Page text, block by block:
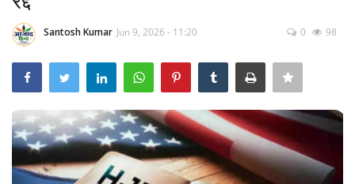
Contact
छत्तीसगढ़ राज्य
दुनिया
Santosh Kumar Jun 9, 2026 - 11:20 0 98